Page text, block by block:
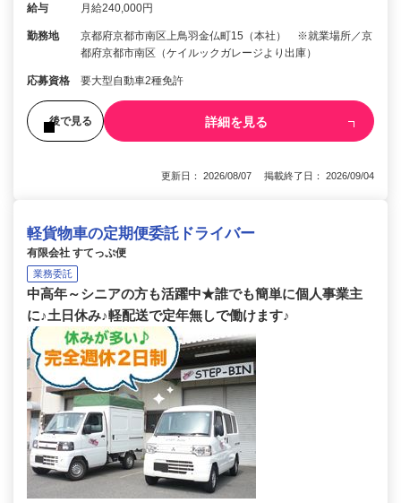
給与 月給240,000円
勤務地
京都府京都市南区上鳥羽金仏町15（本社） ※就業場所／京
都府京都市南区（ケイルックガレージより出庫）
応募資格 要大型自動車2種免許
後で見る 詳細を見る
更新日： 2026/08/07 掲載終了日： 2026/09/04
軽貨物車の定期便委託ドライバー
有限会社 すてっぷ便
業務委託
中高年～シニアの方も活躍中★誰でも簡単に個人事業主
に♪土日休み♪軽配送で定年無しで働けます♪